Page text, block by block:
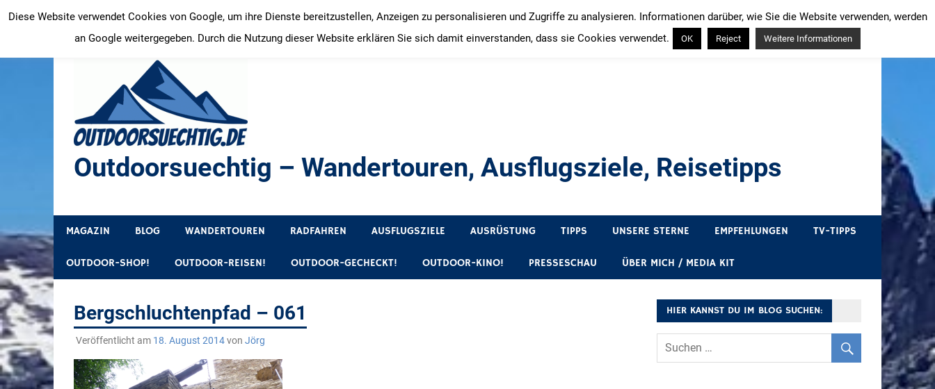
Inhalt
springen
Outdoorsuechtig – Wandertouren, Ausflugsziele, Reisetipps
MAGAZIN BLOG WANDERTOUREN RADFAHREN AUSFLUGSZIELE AUSRÜSTUNG TIPPS UNSERE STERNE EMPFEHLUNGEN TV-TIPPS
OUTDOOR-SHOP! OUTDOOR-REISEN! OUTDOOR-GECHECKT! OUTDOOR-KINO! PRESSESCHAU ÜBER MICH / MEDIA KIT
Bergschluchtenpfad – 061
Veröffentlicht am 18. August 2014von Jörg
HIER KANNST DU IM BLOG SUCHEN:
Diese Website verwendet Cookies von Google, um ihre Dienste bereitzustellen, Anzeigen zu personalisieren und Zugriffe zu analysieren. Informationen darüber, wie Sie die Website verwenden, werden
an Google weitergegeben. Durch die Nutzung dieser Website erklären Sie sich damit einverstanden, dass sie Cookies verwendet.
OK Reject Weitere Informationen